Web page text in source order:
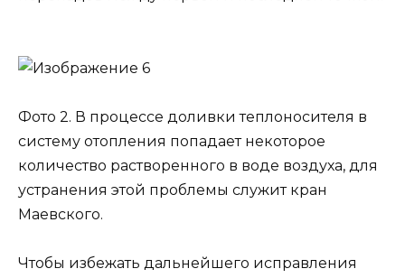
Фото 2. В процессе доливки теплоносителя в
систему отопления попадает некоторое
количество растворенного в воде воздуха, для
устранения этой проблемы служит кран
Маевского.
Чтобы избежать дальнейшего исправления